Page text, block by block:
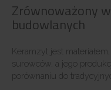
Zrównoważony
budowlanych
Keramzyt jest
surowców, a jego
porównaniu do